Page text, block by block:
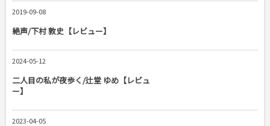
2019-09-08
絶声/下村 敦史【レビュー】
2024-05-12
二人目の私が夜歩く/辻堂 ゆめ【レビュ
ー】
2023-04-05